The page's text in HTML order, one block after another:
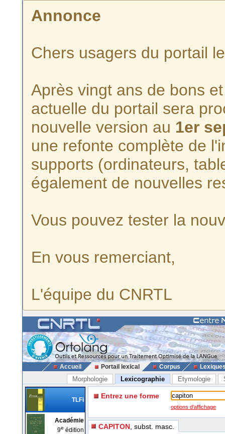
Annonce
Chers usagers du portail
Après vingt ans de bons
actuelle du portail sera
nouvelle version au 1er
une refonte complète de
supports (ordinateurs,
également de nouvelles
Vous pouvez tester la
En vous remerciant,
L'équipe du CNRTL
Accueil Portail lexical Corpus
Morphologie Lexicographie Etymologie
TLFi
Académie
9e édition
Entrez une forme
options d'affichage
CAPITON , subst. masc.